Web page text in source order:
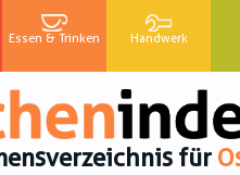
Essen & Trinken Handwerk
für